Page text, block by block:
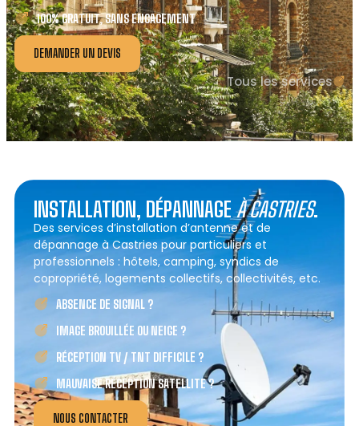
100% GRATUIT, SANS ENGAGEMENT
DEMANDER UN DEVIS
Tous les services
INSTALLATION, DÉPANNAGEÀ CASTRIES.
Des services d’installation d’antenne et de
dépannage à Castries pour particuliers et
professionnels : hôtels, camping, syndics de
copropriété, logements collectifs, collectivités, etc.
ABSENCE DE SIGNAL ?
IMAGE BROUILLÉE OU NEIGE ?
RÉCEPTION TV / TNT DIFFICILE ?
MAUVAISE RÉCEPTION SATELLITE ?
NOUS CONTACTER